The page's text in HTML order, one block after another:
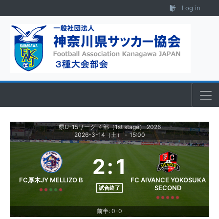
Log in
県U-15リーグ ４部（1st stage） 2026
2026-3-14（土） - 15:00
FC厚木JY MELLIZO B
2:1
試合終了
FC AIVANCE YOKOSUKA
SECOND
前半: 0-0